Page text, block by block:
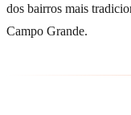
dos bairros mais
Campo Grande.